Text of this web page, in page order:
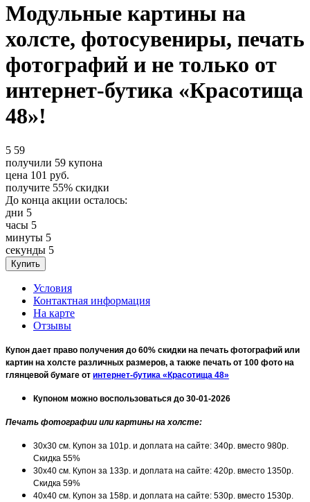
Модульные картины на
холсте, фотосувениры, печать
фотографий и не только от
интернет-бутика «Красотища
48»!
5 59
получили 59 купона
цена 101 руб.
получите 55% скидки
До конца акции осталось:
дни 5
часы 5
минуты 5
секунды 5
Условия
Контактная информация
На карте
Отзывы
Купон дает право получения до 60% скидки на печать фотографий или
картин на холсте различных размеров, а также печать от 100 фото на
глянцевой бумаге от интернет-бутика «Красотища 48»
Купоном можно воспользоваться до 30-01-2026
Печать фотографии или картины на холсте:
30х30 см. Купон за 101р. и доплата на сайте: 340р. вместо 980р.
Скидка 55%
30х40 см. Купон за 133р. и доплата на сайте: 420р. вместо 1350р.
Скидка 59%
40х40 см. Купон за 158р. и доплата на сайте: 530р. вместо 1530р.